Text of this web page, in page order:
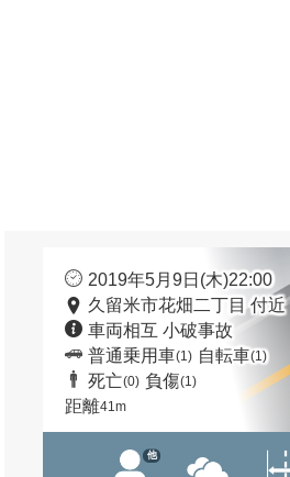
2019年5月9日(木)22:00
久留米市花畑二丁目 付近
車両相互 小破事故
普通乗用車(1) 自転車(1)
死亡(0) 負傷(1)
距離41m
他